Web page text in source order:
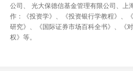
公司、 光大保德信基金管理有限公司、
作：《投资学》、《投资银行学教程》、
研究》、《国际证券市场百科全书》、《
权》等。